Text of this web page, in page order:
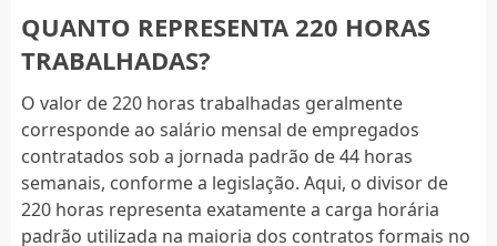
QUANTO REPRESENTA 220 HORAS
TRABALHADAS?
O valor de 220 horas trabalhadas geralmente
corresponde ao salário mensal de empregados
contratados sob a jornada padrão de 44 horas
semanais, conforme a legislação. Aqui, o divisor de
220 horas representa exatamente a carga horária
padrão utilizada na maioria dos contratos formais no